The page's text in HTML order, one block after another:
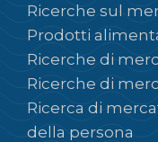
Ricerche sul
Prodotti
Ricerche di
Ricerche di
Ricerca di
della persona